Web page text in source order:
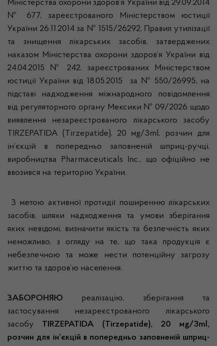
Міністерства охорони здоров’я України від 29.09.2014
№ 677, зареєстрованого Міністерством юстиції
України 26.11.2014 за № 1515/26292, Правил утилізації
та знищення лікарських засобів, затверджених
наказом Міністерства охорони здоров’я України від
24.04.2015 № 242, зареєстрованих Міністерством
юстиції України від 18.05.2015 за № 550/26995, на
підставі надходження міжнародного повідомлення
від регуляторного органу Мексики № 09/2026 щодо
виявлення незареєстрованого лікарського засобу
TIRZEPATIDA (Tirzepatide), 20 мg/3ml, розчин для
ін’єкцій в попередньо заповненій шприц-ручці,
виробництва Pharmaceuticals Inc., що офіційно не
ввозився на територію України.
З метою активної протидії поширенню лікарських
засобів, шляхи надходження та умови зберігання
яких невідомі, визначити якість та безпечність яких
неможливо, з огляду на те, що така продукція є
небезпечною та може нести потенційну загрозу
життю та здоров’ю населення.
ЗАБОРОНЯЮ реалізацію, зберігання та
застосування незареєстрованого лікарського
засобу TIRZEPATIDA (Tirzepatide), 20 мg/3ml,
розчин для ін’єкцій в попередньо заповненій шприц-